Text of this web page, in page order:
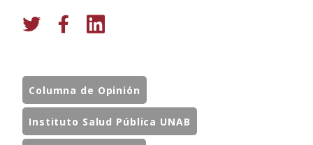
Columna de Opinión
Instituto Salud Pública UNAB